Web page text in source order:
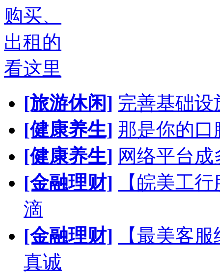
购买、
出租的
看这里
[旅游休闲] 完善基础
[健康养生] 那是你的口
[健康养生] 网络平台
[金融理财]
【皖美工
滴
[金融理财]
【最美客
真诚